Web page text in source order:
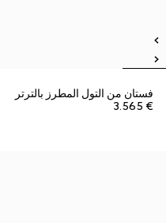
فستان من التول المطرز بالترتر
€ 3.565